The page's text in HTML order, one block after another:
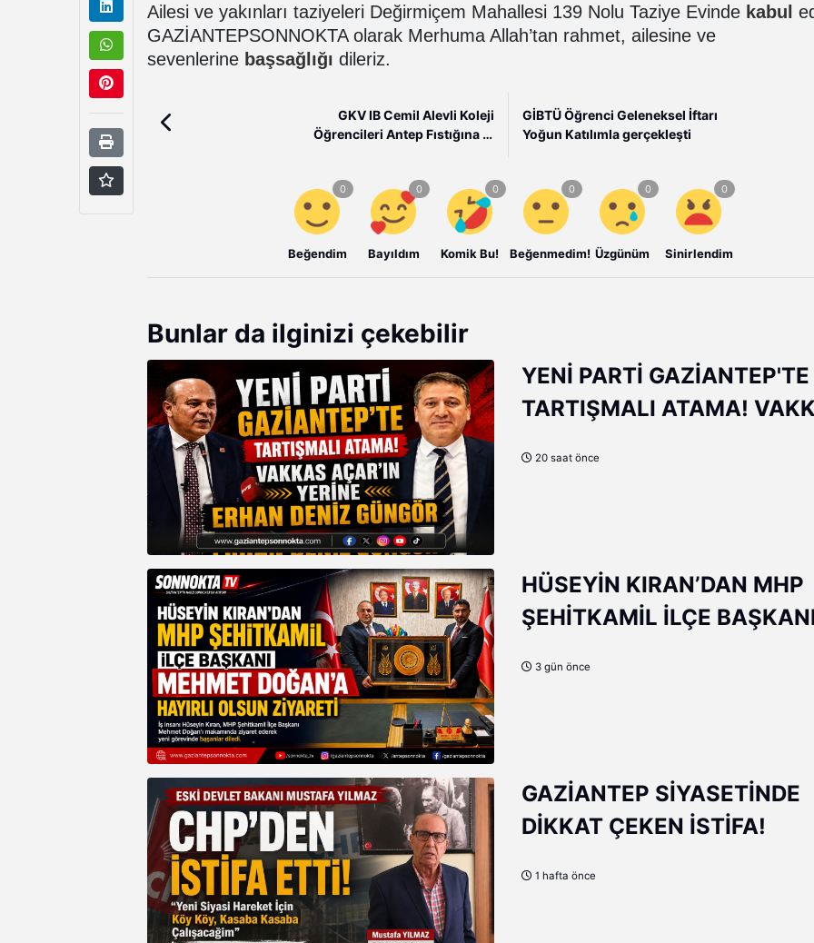
Ailesi ve yakınları taziyeleri Değirmiçem Mahallesi 139 Nolu Taziye Evinde kabul
GAZİANTEPSONNOKTA olarak Merhuma Allah’tan rahmet, ailesine ve
sevenlerine başsağlığı dileriz.
GKV IB Cemil Alevli Koleji
Öğrencileri Antep Fıstığına El
GİBTÜ Öğrenci Geleneksel İftarı
Yoğun Katılımla gerçekleşti
Beğendim Bayıldım Komik Bu! Beğenmedim! Üzgünüm Sinirlendim
Bunlar da ilginizi çekebilir
YENİ PARTİ GAZİANTEP'TE
TARTIŞMALI ATAMA!
20 saat önce
HÜSEYİN KIRAN’DAN MHP
ŞEHİTKAMİL İLÇE
3 gün önce
GAZİANTEP SİYASETİNDE
DİKKAT ÇEKEN İSTİFA!
1 hafta önce